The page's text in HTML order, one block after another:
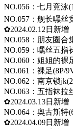
NO.056：七月竞泳
NO.057：舰长嘿丝
✿2024.02.12日新增
NO.058：朋友圈合
NO.059：嘿丝五指
NO.060：姐姐的裸
NO.061：裸足(8P/
NO.062：南京锁
NO.063：五指袜拉
✿2024.03.13日新增
NO.064：奥古斯特
✿2024.04.09日新增